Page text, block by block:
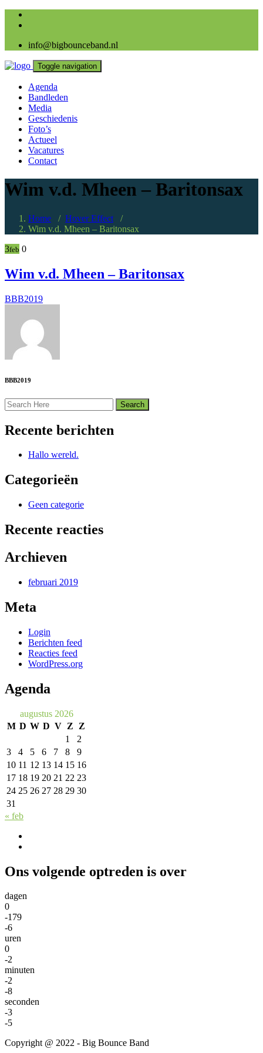
info@bigbounceband.nl
Toggle navigation
Agenda
Bandleden
Media
Geschiedenis
Foto’s
Actueel
Vacatures
Contact
Wim v.d. Mheen – Baritonsax
Home / Hover Effect /
Wim v.d. Mheen – Baritonsax
3feb 0
Wim v.d. Mheen – Baritonsax
BBB2019
BBB2019
Recente berichten
Hallo wereld.
Categorieën
Geen categorie
Recente reacties
Archieven
februari 2019
Meta
Login
Berichten feed
Reacties feed
WordPress.org
Agenda
augustus 2026
M D W D V Z
Z
1
2
3
4 5 6 7 8
9
10 11 12 13 14 15 16
17 18 19 20 21 22 23
24 25 26 27 28 29 30
31
« feb
Ons volgende optreden is over
dagen
0
-179
-6
uren
0
-2
minuten
-2
-8
seconden
-3
-5
Copyright @ 2022 - Big Bounce Band